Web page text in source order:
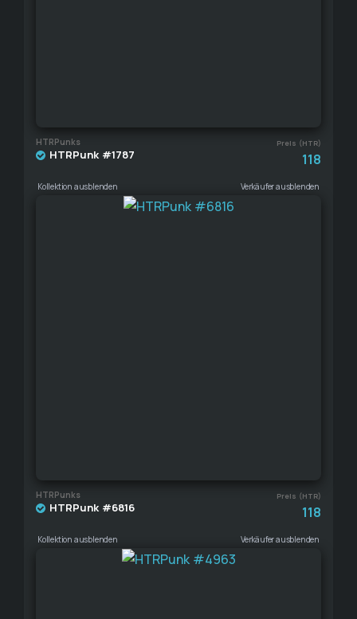
HTRPunks Preis (HTR)
HTRPunk #1787 118
Kollektion ausblenden Verkäufer ausblenden
HTRPunks Preis (HTR)
HTRPunk #6816 118
Kollektion ausblenden Verkäufer ausblenden